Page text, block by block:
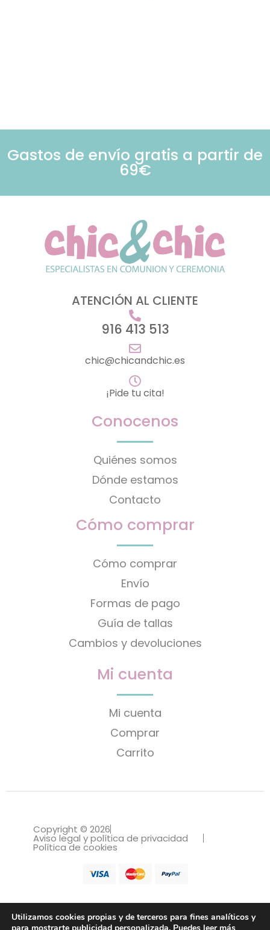
Gastos de envío gratis a partir de
69€
ATENCIÓN AL CLIENTE
916 413 513
chic@chicandchic.es
¡Pide tu cita!
Conocenos
Quiénes somos
Dónde estamos
Contacto
Cómo comprar
Cómo comprar
Envío
Formas de pago
Guía de tallas
Cambios y devoluciones
Mi cuenta
Mi cuenta
Comprar
Carrito
Copyright © 2026
Aviso legal y política de privacidad
Política de cookies
Utilizamos cookies propias y de terceros para fines analíticos y